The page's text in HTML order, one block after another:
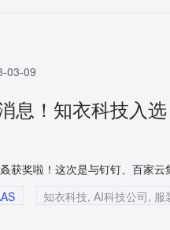
03-09
息！知衣科技入
获奖啦！这次是与钉钉、百家云